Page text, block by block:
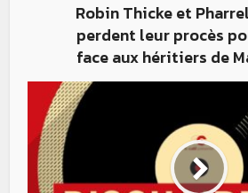
Robin Thicke et
perdent leur procès
face aux héritiers de